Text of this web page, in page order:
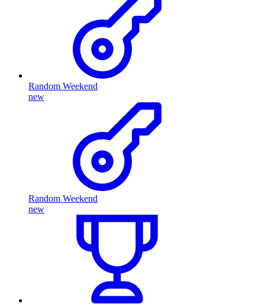
Random Weekend
new
Random Weekend
new